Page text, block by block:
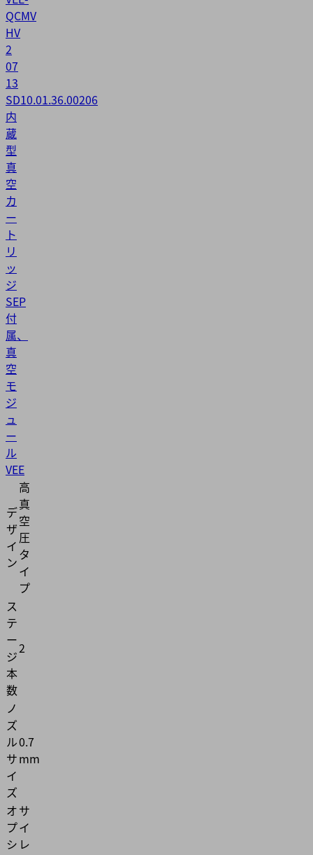
QCMV
HV
2
07
13
SD10.01.36.00206
内
蔵
型
真
空
カ
ー
ト
リ
ッ
ジ
SEP
付
属、
真
空
モ
ジ
ュ
ー
ル
VEE
デ
ザ
イ
ン
高
真
空
圧
タ
イ
プ
ス
テ
ー
ジ
本
数
2
ノ
ズ
ル
サ
イ
ズ
0.7
mm
オ
プ
シ
サ
イ
レ